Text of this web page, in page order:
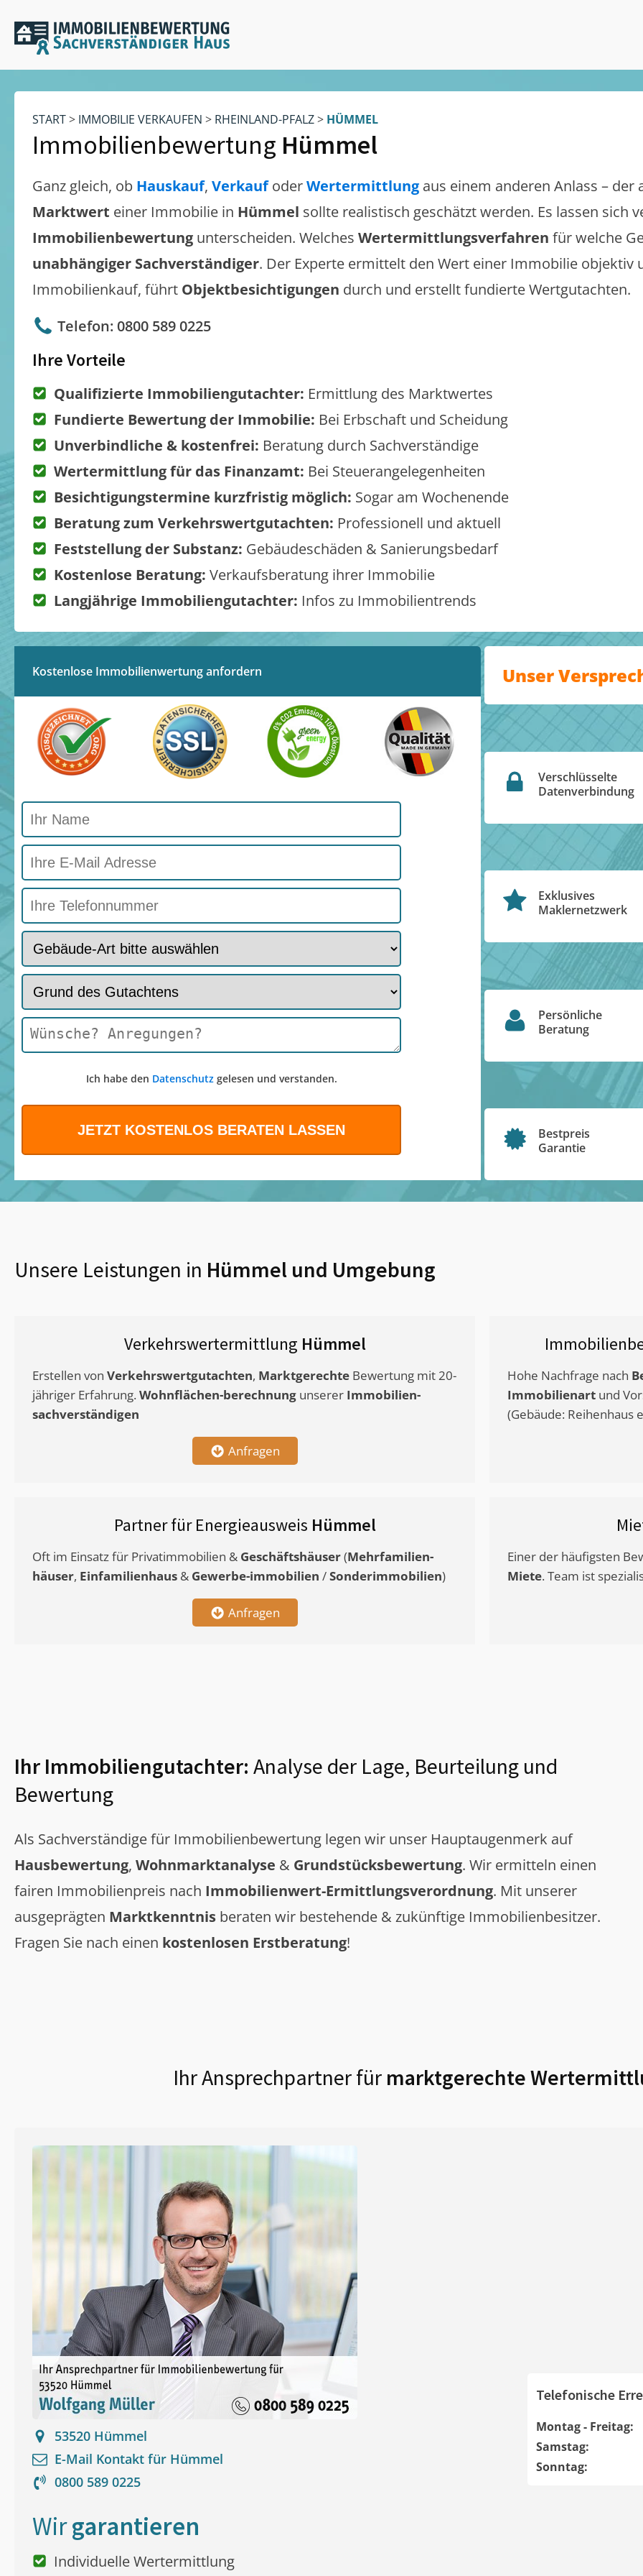
START> IMMOBILIE VERKAUFEN > RHEINLAND-PFALZ> HÜMMEL
Immobilienbewertung Hümmel
Ganz gleich, ob Hauskauf, VerkaufoderWertermittlung aus einem anderen Anlass – der
Marktwert einer Immobilie in Hümmel sollte realistisch geschätzt werden. Es lassen sich
Immobilienbewertung unterscheiden. Welches Wertermittlungsverfahren für welche
unabhängiger Sachverständiger. Der Experte ermittelt den Wert einer Immobilie objektiv
Immobilienkauf, führt Objektbesichtigungen durch und erstellt fundierte Wertgutachten.
Telefon: 0800 589 0225
Ihre Vorteile
Qualifizierte Immobiliengutachter: Ermittlung des Marktwertes
Fundierte Bewertung der Immobilie: Bei Erbschaft und Scheidung
Unverbindliche & kostenfrei: Beratung durch Sachverständige
Wertermittlung für das Finanzamt: Bei Steuerangelegenheiten
Besichtigungstermine kurzfristig möglich: Sogar am Wochenende
Beratung zum Verkehrswertgutachten: Professionell und aktuell
Feststellung der Substanz: Gebäudeschäden & Sanierungsbedarf
Kostenlose Beratung: Verkaufsberatung ihrer Immobilie
Langjährige Immobiliengutachter: Infos zu Immobilientrends
Kostenlose Immobilienwertung anfordern
Ich habe den Datenschutzgelesen und verstanden.
Unser
Verschlüsselte
Datenverbindung
Exklusives
Maklernetzwerk
Persönliche
Beratung
Bestpreis
Garantie
Unsere Leistungen in Hümmel und Umgebung
Verkehrswertermittlung Hümmel
Erstellen von Verkehrswertgutachten, Marktgerechte Bewertung mit 20-
jähriger Erfahrung. Wohnflächen-berechnung unserer Immobilien-
sachverständigen
Anfragen
Hohe Nachfrage nach
Immobilienart und
(Gebäude: Reihenhaus
Partner für Energieausweis Hümmel
Oft im Einsatz für Privatimmobilien & Geschäftshäuser(Mehrfamilien-
häuser, Einfamilienhaus & Gewerbe-immobilien /Sonderimmobilien)
Anfragen
Einer der häufigsten
Miete. Team ist
Ihr Immobiliengutachter: Analyse der Lage, Beurteilung und
Bewertung
Als Sachverständige für Immobilienbewertung legen wir unser Hauptaugenmerk auf
Hausbewertung, Wohnmarktanalyse & Grundstücksbewertung. Wir ermitteln einen
fairen Immobilienpreis nach Immobilienwert-Ermittlungsverordnung. Mit unserer
ausgeprägten Marktkenntnis beraten wir bestehende & zukünftige Immobilienbesitzer.
Fragen Sie nach einen kostenlosen Erstberatung!
Ihr Ansprechpartner für marktgerechte
53520 Hümmel
E-Mail Kontakt für Hümmel
0800 589 0225
Telefonische
Montag - Freitag:
Samstag:
Sonntag:
Wirgarantieren
Individuelle Wertermittlung